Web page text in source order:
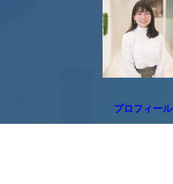
プロフィール